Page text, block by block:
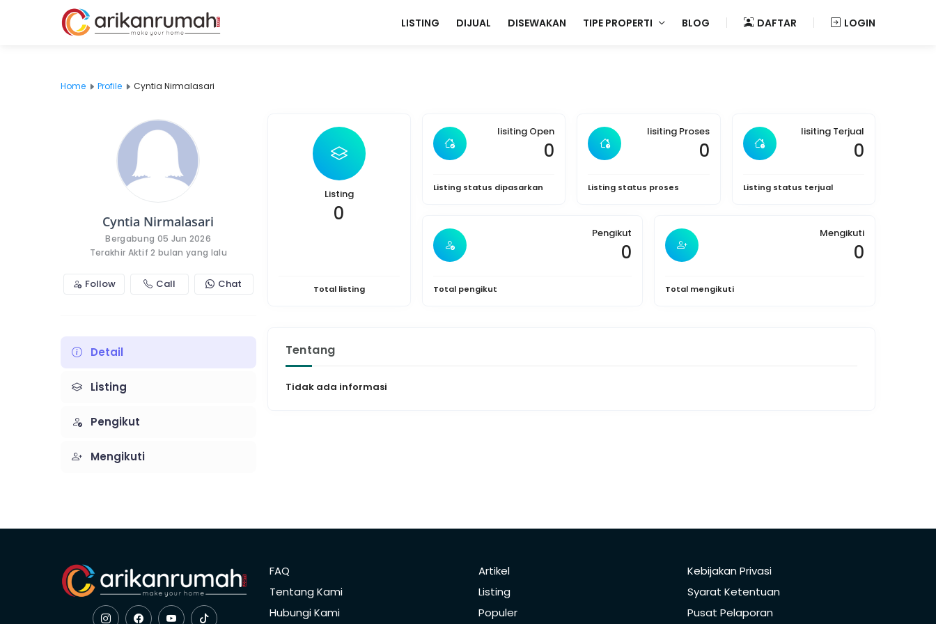
LISTING DIJUAL DISEWAKAN TIPE PROPERTI BLOG DAFTAR LOGIN
Home Profile Cyntia Nirmalasari
Listing
0
Total listing
lisiting Open
0
Listing status dipasarkan
lisiting Proses
0
Listing status proses
lisiting Terjual
0
Listing status terjual
Pengikut
0
Total pengikut
Mengikuti
0
Total mengikuti
Tentang
Tidak ada informasi
Cyntia Nirmalasari
Bergabung 05 Jun 2026
Terakhir Aktif 2 bulan yang lalu
Follow Call Chat
Detail
Listing
Pengikut
Mengikuti
FAQ
Tentang Kami
Hubungi Kami
Artikel
Listing
Populer
Kebijakan Privasi
Syarat Ketentuan
Pusat Pelaporan